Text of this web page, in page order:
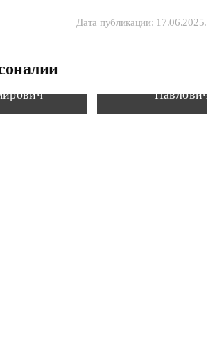
Дата публикации: 17.06.2025.
Игорь
Павлович